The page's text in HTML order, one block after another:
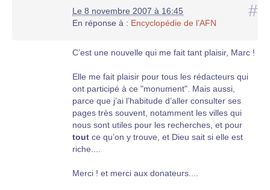
#
Le 8 novembre 2007 à 16:45
En réponse à : Encyclopédie de l’AFN
C’est une nouvelle qui me fait tant plaisir, Marc !
Elle me fait plaisir pour tous les rédacteurs qui
ont participé à ce "monument". Mais aussi,
parce que j’ai l’habitude d’aller consulter ses
pages très souvent, notamment les villes qui
nous sont utiles pour les recherches, et pour
tout ce qu’on y trouve, et Dieu sait si elle est
riche....
Merci ! et merci aux donateurs....